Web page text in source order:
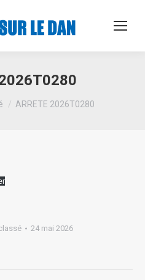
ARRETE 2026T0280
24 mai 2026